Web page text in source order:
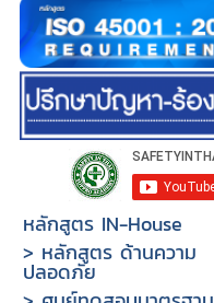
หลักสูตร IN-House
> หลักสูตร ด้านความ
ปลอดภัย